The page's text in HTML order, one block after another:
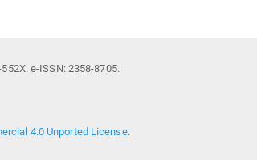
e-ISSN: 2358-8705.
4.0 Unported License.